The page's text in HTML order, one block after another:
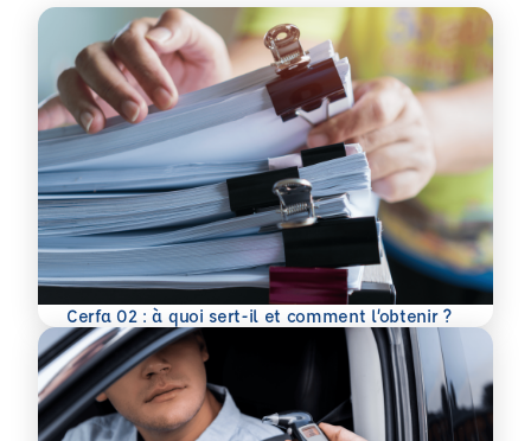
Cerfa 02 : à quoi sert-il et comment l’obtenir ?
En savoir plus